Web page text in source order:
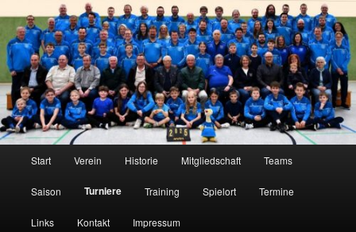
primären
Inhalt
springenTTC Edelweiß Klein Elbe
Tischtennis im Innerstetal seit 1950
Start Verein Historie Mitgliedschaft Teams
Saison Turniere Training Spielort Termine
Links Kontakt Impressum